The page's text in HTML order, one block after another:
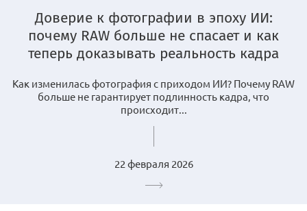
Доверие к фотографии в эпоху ИИ:
почему RAW больше не спасает и как
теперь доказывать реальность кадра
Как изменилась фотография с приходом ИИ? Почему RAW
больше не гарантирует подлинность кадра, что
происходит...
22 февраля 2026